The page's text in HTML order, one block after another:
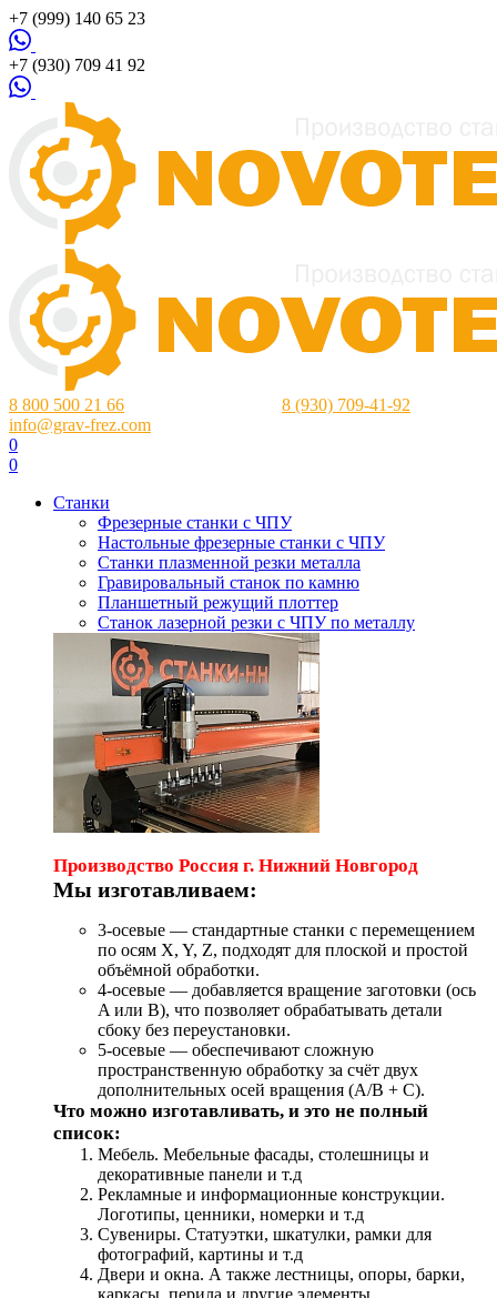
+7 (999) 140 65 23
+7 (930) 709 41 92
8 800 500 21 66
8 (930) 709-41-92
info@grav-frez.com
0
0
Станки
Фрезерные станки с ЧПУ
Настольные фрезерные станки с ЧПУ
Станки плазменной резки металла
Гравировальный станок по камню
Планшетный режущий плоттер
Станок лазерной резки с ЧПУ по металлу
Производство Россия г. Нижний Новгород
Мы изготавливаем:
3-осевые — стандартные станки с перемещением
по осям X, Y, Z, подходят для плоской и простой
объёмной обработки.
4-осевые — добавляется вращение заготовки (ось
A или B), что позволяет обрабатывать детали
сбоку без переустановки.
5-осевые — обеспечивают сложную
пространственную обработку за счёт двух
дополнительных осей вращения (A/B + C).
Что можно изготавливать, и это не полный
список:
Мебель. Мебельные фасады, столешницы и
декоративные панели и т.д
Рекламные и информационные конструкции.
Логотипы, ценники, номерки и т.д
Сувениры. Статуэтки, шкатулки, рамки для
фотографий, картины и т.д
Двери и окна. А также лестницы, опоры, барки,
каркасы, перила и другие элементы